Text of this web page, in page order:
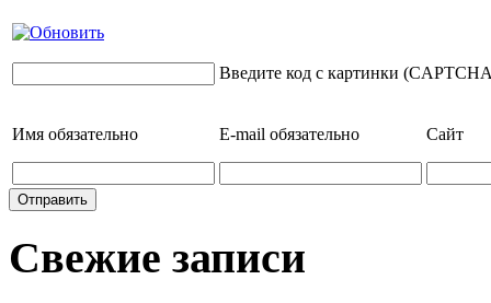
Введите код с картинки
Имя обязательно E-mail обязательно Сайт
Свежие записи